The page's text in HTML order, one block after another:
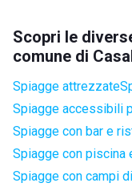
Scopri le
comune di
Spiagge attrezzate
Spiagge accessibili
Spiagge con bar e
Spiagge con piscina
Spiagge con campi